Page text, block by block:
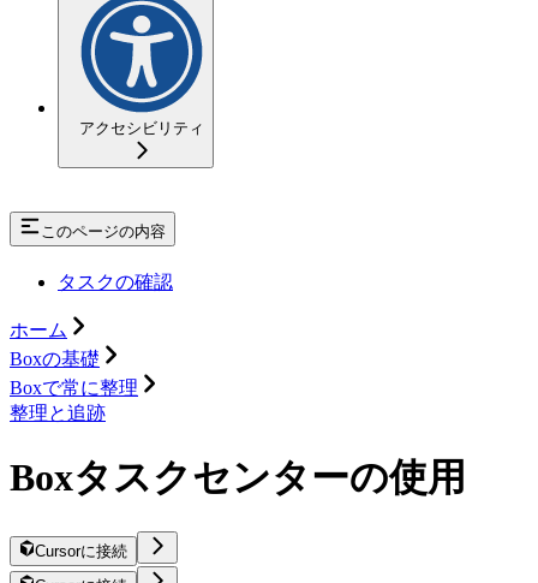
アクセシビリティ
このページの内容
タスクの確認
ホーム
Boxの基礎
Boxで常に整理
整理と追跡
Boxタスクセンターの使用
Cursorに接続